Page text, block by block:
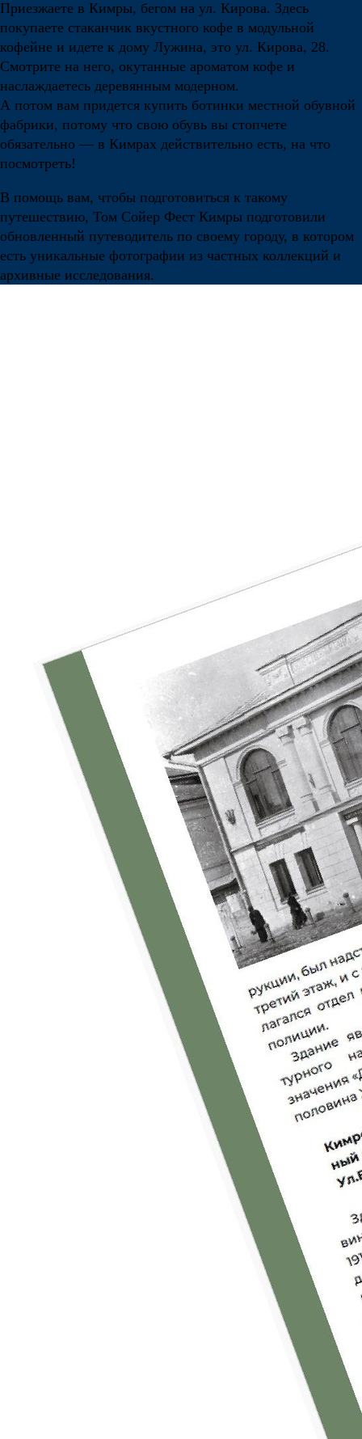
Приезжаете в Кимры, бегом на ул. Кирова. Здесь
покупаете стаканчик вкустного кофе в модульной
кофейне и идете к дому Лужина, это ул. Кирова, 28.
Смотрите на него, окутанные ароматом кофе и
наслаждаетесь деревянным модерном.
А потом вам придется купить ботинки местной обувной
фабрики, потому что свою обувь вы стопчете
обязательно — в Кимрах действительно есть, на что
посмотреть!
В помощь вам, чтобы подготовиться к такому
путешествию, Том Сойер Фест Кимры подготовили
обновленный путеводитель по своему городу, в котором
есть уникальные фотографии из частных коллекций и
архивные исследования.